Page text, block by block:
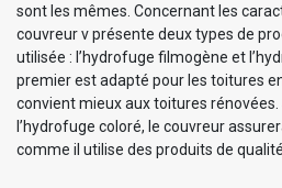
sont les mêmes. Concernant les
couvreur v présente deux types de
utilisée : l’hydrofuge filmogène et
premier est adapté pour les toitures
convient mieux aux toitures
l’hydrofuge coloré, le couvreur
comme il utilise des produits de